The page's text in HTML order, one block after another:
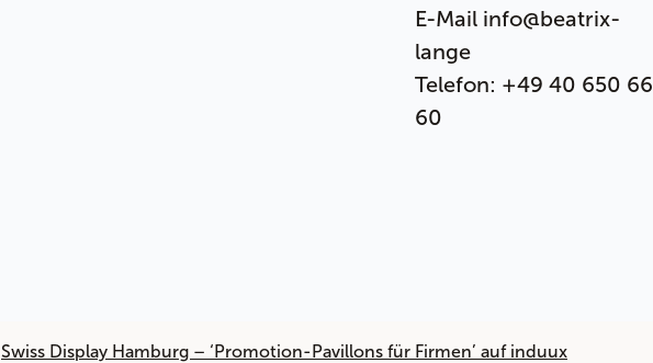
E-Mail info@beatrix-
lange
Telefon: +49 40 650 66
60
Swiss Display Hamburg – ‘Promotion-Pavillons für Firmen’ auf induux